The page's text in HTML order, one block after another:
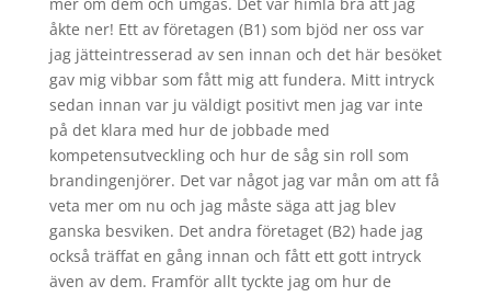
åkte ner! Ett av företagen (B1) som bjöd ner oss var
jag jätteintresserad av sen innan och det här besöket
gav mig vibbar som fått mig att fundera. Mitt intryck
sedan innan var ju väldigt positivt men jag var inte
på det klara med hur de jobbade med
kompetensutveckling och hur de såg sin roll som
brandingenjörer. Det var något jag var mån om att få
veta mer om nu och jag måste säga att jag blev
ganska besviken. Det andra företaget (B2) hade jag
också träffat en gång innan och fått ett gott intryck
även av dem. Framför allt tyckte jag om hur de